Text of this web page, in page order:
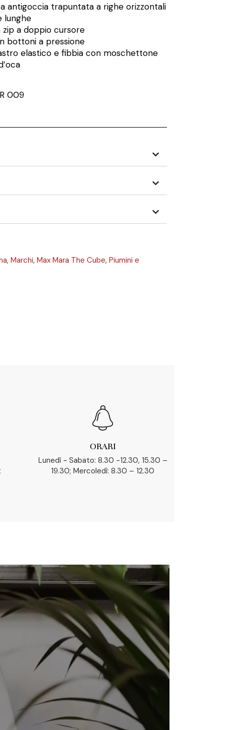
antigoccia trapuntata a righe orizzontali
lunghe
a doppio cursore
bottoni a pressione
elastico e fibbia con moschettone
009
, Marchi, Max Mara The Cube, Piumini e
ORARI
Lunedì - Sabato: 8.30 -12.30, 15.30 –
19.30; Mercoledì: 8.30 – 12.30